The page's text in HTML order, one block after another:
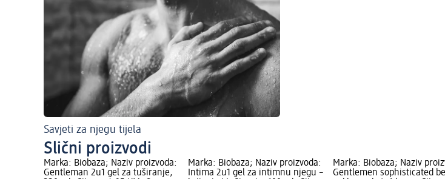
Savjeti za njegu tijela
Slični proizvodi
Marka: Biobaza; Naziv proizvoda:
Gentleman 2u1 gel za tuširanje,
Marka: Biobaza; Naziv proizvoda:
Intima 2u1 gel za intimnu njegu –
Marka: Biobaza; Naziv
Gentlemen sophisticated